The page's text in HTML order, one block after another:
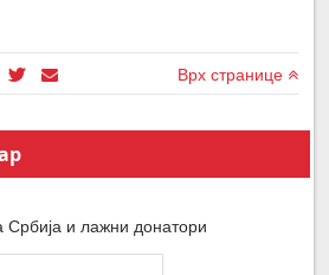
Врх странице
Србија и лажни донатори